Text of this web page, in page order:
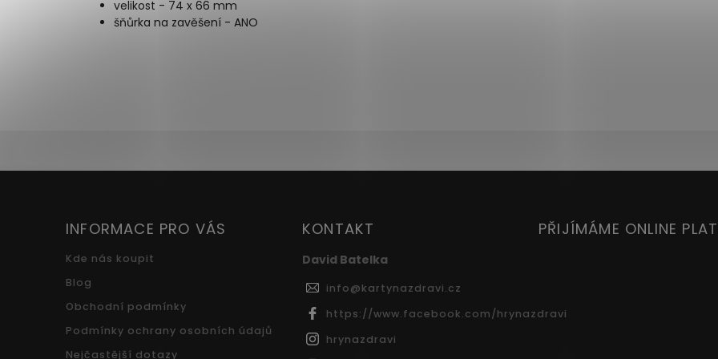
velikost - 74 x 66 mm
šňůrka na zavěšení - ANO
INFORMACE PRO VÁS
Kde nás koupit
Blog
Obchodní podmínky
Podmínky ochrany osobních údajů
Nejčastější dotazy
KONTAKT
David Batelka
info@kartynazdravi.cz
https://www.facebook.com/hrynazdravi
hrynazdravi
PŘIJÍMÁME ONLINE